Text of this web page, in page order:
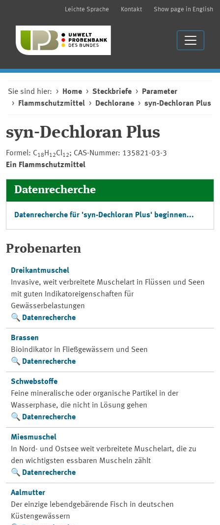
Leichte Sprache Kontakt Show page in English
Sie sind hier: Home Steckbriefe
Parameter
Flammschutzmittel
Dechlorane syn-Dechloran Plus
syn-Dechloran Plus
Formel: C18 H 12Cl12; CAS-Nummer: 135821-03-3
Ein Flammschutzmittel
Datenrecherche
Datenrecherche für 'syn-Dechloran Plus' beginnen...
Probenarten
Dreikantmuschel
Invasive, weit verbreitete Muschelart in Flüssen und Seen
mit guten Indikatoreigenschaften für
Gewässerbelastungen
Datenrecherche
Brassen
Bioindikator in Fließgewässern und Seen
Datenrecherche
Schwebstoffe
Feine mineralische oder organische Partikel in der
Wasserphase, die nicht in Lösung gehen
Datenrecherche
Miesmuschel
In Nord- und Ostsee weit verbreitete Muschelart, die zu
den wichtigsten essbaren Muscheln zählt
Datenrecherche
Aalmutter
Der einzige lebendgebärende Fisch in deutschen
Küstengewässern